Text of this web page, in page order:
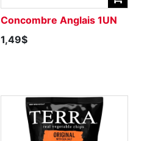
Concombre Anglais 1UN
1,49$